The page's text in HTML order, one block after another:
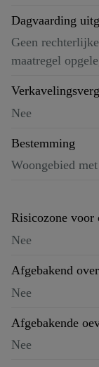
Dagvaarding
Geen
maatregel
Nee
Bestemming
Woongebied
Risicozone voor
Nee
Afgebakend
Nee
Afgebakende
Nee